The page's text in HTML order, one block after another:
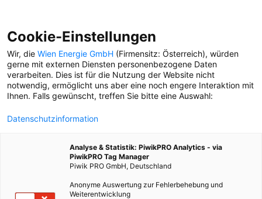
DROHNEN
Startup-Gründer
Cookie-Einstellungen
Wir, die Wien Energie GmbH (Firmensitz: Österreich), würden
gerne mit externen Diensten personenbezogene Daten
verarbeiten. Dies ist für die Nutzung der Website nicht
notwendig, ermöglicht uns aber eine noch engere Interaktion mit
Ihnen. Falls gewünscht, treffen Sie bitte eine Auswahl:
Datenschutzinformation
Analyse & Statistik: PiwikPRO Analytics - via
PiwikPRO Tag Manager
Piwik PRO GmbH, Deutschland
Anonyme Auswertung zur Fehlerbehebung und
Weiterentwicklung